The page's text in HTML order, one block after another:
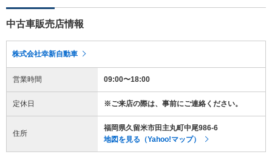
中古車販売店情報
株式会社幸新自動車
営業時間 09:00〜18:00
定休日 ※ご来店の際は、事前にご連絡ください。
住所
福岡県久留米市田主丸町中尾986-6
地図を見る（Yahoo!マップ）